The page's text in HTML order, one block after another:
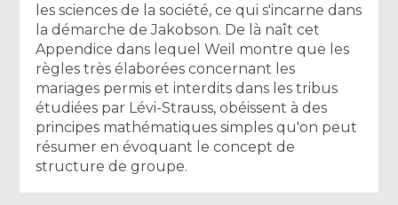
les sciences de la société, ce qui s'incarne dans
la démarche de Jakobson. De là naît cet
Appendice dans lequel Weil montre que les
règles très élaborées concernant les
mariages permis et interdits dans les tribus
étudiées par Lévi-Strauss, obéissent à des
principes mathématiques simples qu'on peut
résumer en évoquant le concept de
structure de groupe.